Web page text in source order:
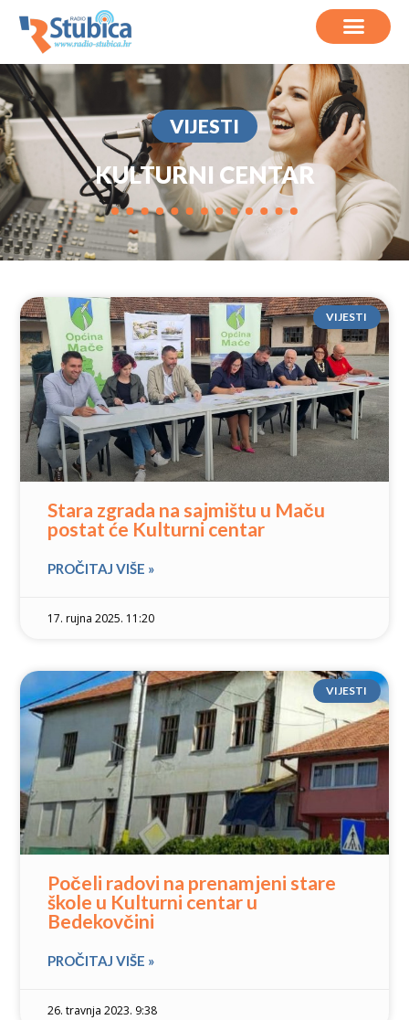
VIJESTI
KULTURNI CENTAR
VIJESTI
Stara zgrada na sajmištu u Maču
postat će Kulturni centar
PROČITAJ VIŠE »
17. rujna 2025. 11:20
VIJESTI
Počeli radovi na prenamjeni stare
škole u Kulturni centar u
Bedekovčini
PROČITAJ VIŠE »
26. travnja 2023. 9:38